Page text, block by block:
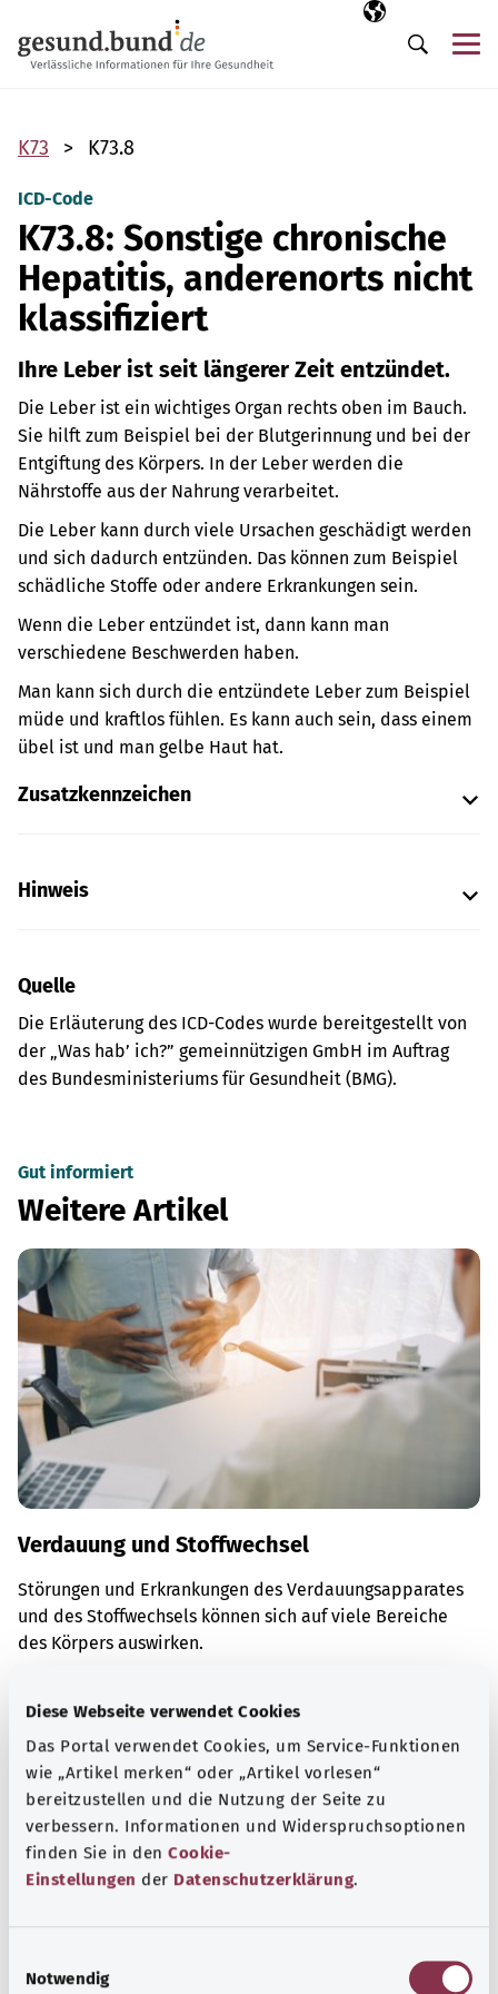
Diese Webseite verwendet Cookies
Das Portal verwendet Cookies, um Service-Funktionen
wie „Artikel merken“ oder „Artikel vorlesen“
bereitzustellen und die Nutzung der Seite zu
verbessern. Informationen und Widerspruchsoptionen
finden Sie in den Cookie-
Einstellungen der Datenschutzerklärung.
Notwendig
Ausgewählte
DE
Suche
K73 K73.8
ICD-Code
K73.8: Sonstige chronische
Hepatitis, anderenorts nicht
klassifiziert
Ihre Leber ist seit längerer Zeit entzündet.
Die Leber ist ein wichtiges Organ rechts oben im Bauch.
Sie hilft zum Beispiel bei der Blutgerinnung und bei der
Entgiftung des Körpers. In der Leber werden die
Nährstoffe aus der Nahrung verarbeitet.
Die Leber kann durch viele Ursachen geschädigt werden
und sich dadurch entzünden. Das können zum Beispiel
schädliche Stoffe oder andere Erkrankungen sein.
Wenn die Leber entzündet ist, dann kann man
verschiedene Beschwerden haben.
Man kann sich durch die entzündete Leber zum Beispiel
müde und kraftlos fühlen. Es kann auch sein, dass einem
übel ist und man gelbe Haut hat.
Zusatzkennzeichen
Hinweis
Quelle
Die Erläuterung des ICD-Codes wurde bereitgestellt von
der „Was hab’ ich?” gemeinnützigen GmbH im Auftrag
des Bundesministeriums für Gesundheit (BMG).
Gut informiert
Weitere Artikel
Verdauung und Stoffwechsel
Störungen und Erkrankungen des Verdauungsapparates
und des Stoffwechsels können sich auf viele Bereiche
des Körpers auswirken.